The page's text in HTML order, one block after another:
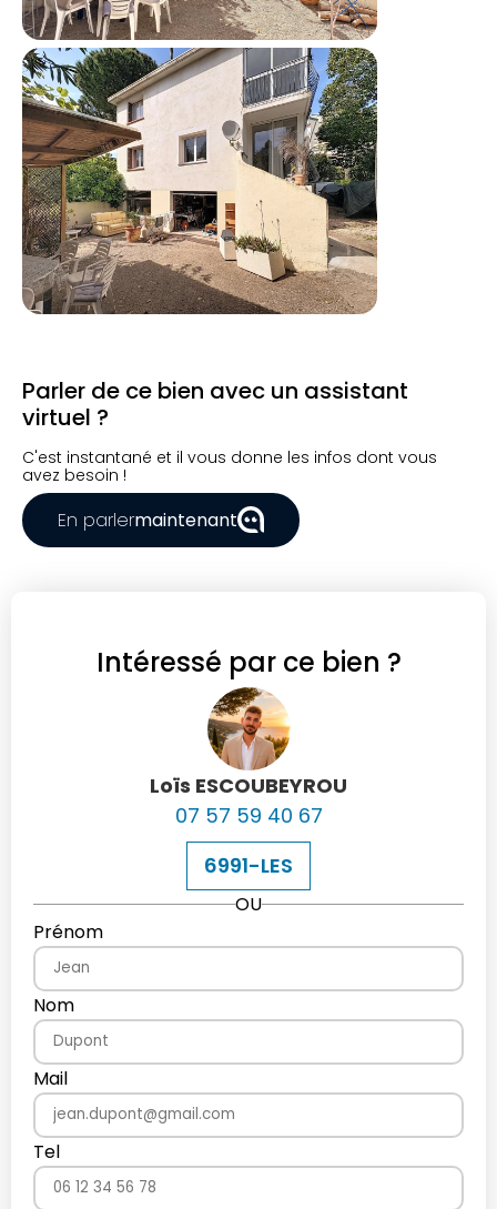
Parler de ce bien avec un assistant
virtuel ?
C'est instantané et il vous donne les infos dont vous
avez besoin !
En parlermaintenant
Intéressé par ce bien ?
Loïs ESCOUBEYROU
07 57 59 40 67
6991-LES
OU
Prénom
Nom
Mail
Tel